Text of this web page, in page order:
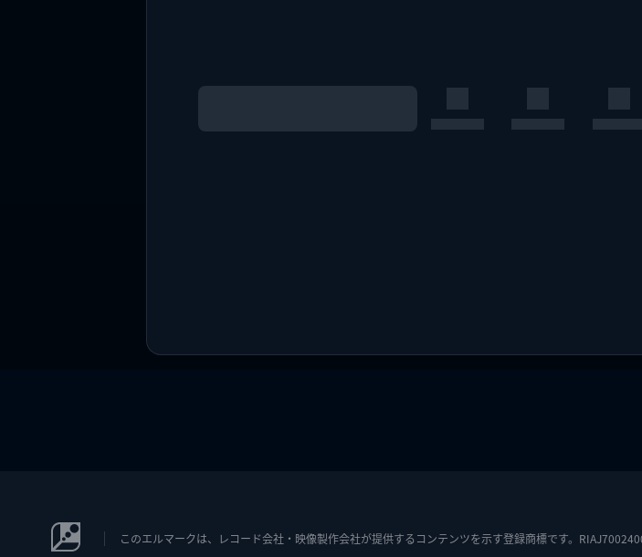
このエルマークは、レコード会社・映像製作会社が提供するコンテンツを示す登録商標です。